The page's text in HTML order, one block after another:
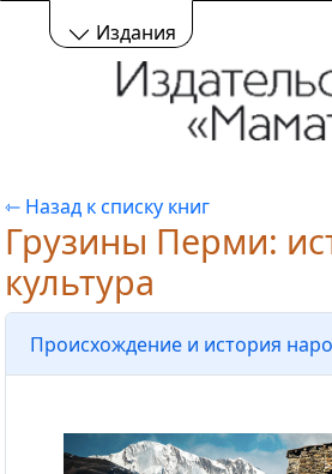
Издания
⇽ Назад к списку книг
Грузины Перми:
культура
Происхождение и история